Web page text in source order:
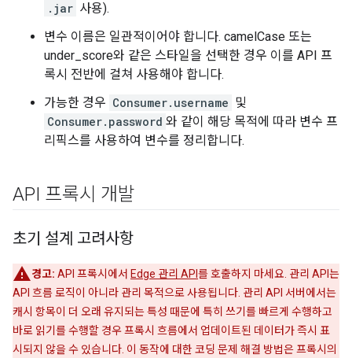
.jar 사용).
변수 이름은 일관적이어야 합니다. camelCase 또는
under_score와 같은 스타일을 선택한 경우 이를 API 프
록시 전반에 걸쳐 사용해야 합니다.
가능한 경우 Consumer.username 및
Consumer.password 와 같이 해당 목적에 따라 변수 프
리픽스를 사용하여 변수를 정리합니다.
API 프록시 개발
초기 설계 고려사항
경고: API 프록시에서 Edge 관리 API 를 호출하지 마세요. 관리 API는
API 흐름 로직이 아니라 관리 목적으로 사용됩니다. 관리 API 서버에서는
캐시 항목이 더 오래 유지되는 특성 때문에 특히 쓰기를 빠르게 수행하고
바로 읽기를 수행할 경우 프록시 흐름에서 업데이트된 데이터가 즉시 표
시되지 않을 수 있습니다. 이 동작에 대한 코딩 문제 해결 방법은 프록시의